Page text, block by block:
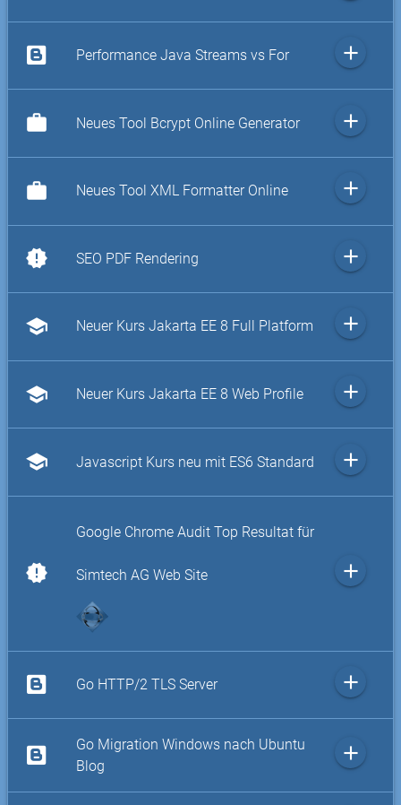
Performance Java Streams vs For add
work Neues Tool Bcrypt Online Generator add
work Neues Tool XML Formatter Online add
new_releases SEO PDF Rendering add
school Neuer Kurs Jakarta EE 8 Full Platform add
school Neuer Kurs Jakarta EE 8 Web Profile add
school Javascript Kurs neu mit ES6 Standard add
new_releases
Google Chrome Audit Top Resultat für
Simtech AG Web Site add
Go HTTP/2 TLS Server add
Go Migration Windows nach Ubuntu
Blog
add